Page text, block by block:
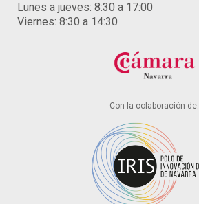
Lunes a jueves: 8:30 a 17:00
Viernes: 8:30 a 14:30
Con la colaboración de: